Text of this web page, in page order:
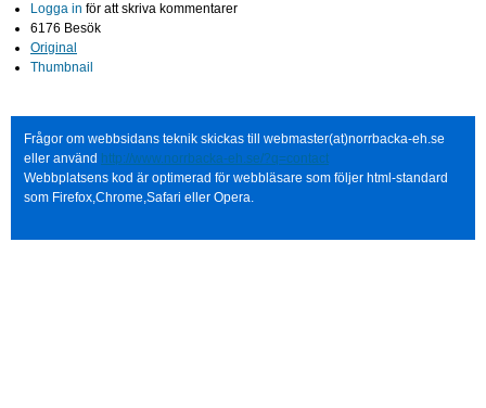
Logga in för att skriva kommentarer
6176 Besök
Original
Thumbnail
Frågor om webbsidans teknik skickas till webmaster(at)norrbacka-eh.se
eller använd http://www.norrbacka-eh.se/?q=contact
Webbplatsens kod är optimerad för webbläsare som följer html-standard
som Firefox,Chrome,Safari eller Opera.